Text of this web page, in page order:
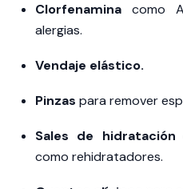
Clorfenamina como
alergias.
Vendaje elástico.
Pinzas para remover
Sales de hidratación
como rehidratadores.